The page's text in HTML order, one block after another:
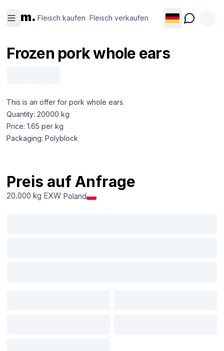
m. Fleisch kaufen Fleisch verkaufen
kaufen
verkaufen
Frozen pork whole ears
This is an offer for pork whole ears.
Quantity: 20000 kg
Price: 1.65 per kg
Packaging: Polyblock
Preis auf Anfrage
20.000 kg EXW Poland